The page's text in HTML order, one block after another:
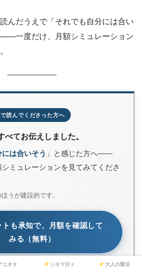
んだうえで「それでも自分には合い
一度だけ、月額シミュレーション
読んでくださった方へ
べてお伝えしました。
には合いそう 」と感じた方へ――
ミュレーションを見てみてくださ
うが建設的です。
トも承知で、月額を確認して
みる（無料）
でシミュレーションのみOK｜無料で3分
ニオタ シネマ日々 大人の賢活